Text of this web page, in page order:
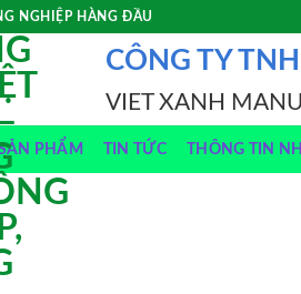
NGHIỆP HÀNG ĐẦU
CÔNG TY
VIET XANH
PHẨM TIN TỨC THÔNG TIN